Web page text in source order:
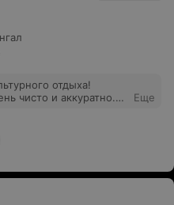
отдыха!
чисто и аккуратно.
свч, чайник,
позаботились и
с салфетками.
своих денег
очень довольны.
Еще